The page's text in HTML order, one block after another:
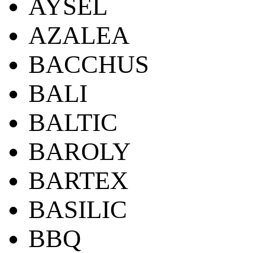
AYSEL
AZALEA
BACCHUS
BALI
BALTIC
BAROLY
BARTEX
BASILIC
BBQ